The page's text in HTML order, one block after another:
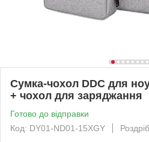
Сумка-чохол DDC для
+ чохол для заряджання
Готово до відправки
Код: DY01-ND01-15XGY
Роздріб